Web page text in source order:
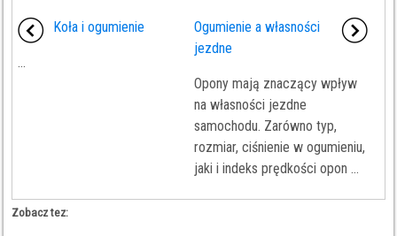
Koła i ogumienie
...
Ogumienie a własności
jezdne
Opony mają znaczący wpływ
na własności jezdne
samochodu. Zarówno typ,
rozmiar, ciśnienie w ogumieniu,
jaki i indeks prędkości opon ...
Zobacz tez: